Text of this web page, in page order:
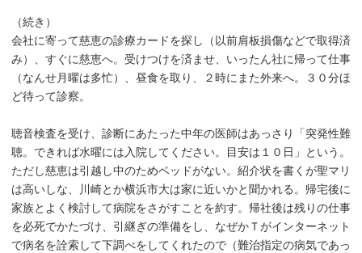
（続き）
会社に寄って慈恵の診療カードを探し（以前肩板損傷などで取得済
み）、すぐに慈恵へ。受けつけを済ませ、いったん社に帰って仕事
（なんせ月曜は多忙）、昼食を取り、２時にまた外来へ。３０分ほ
ど待って診察。
聴音検査を受け、診断にあたった中年の医師はあっさり「突発性難
聴。できれば水曜には入院してください。目安は１０日」という。
ただし慈恵は引越し中のためベッドがない。紹介状を書くが聖マリ
は高いしな、川崎とか横浜市大は家に近いかと聞かれる。帰宅後に
家族とよく検討して病院をさがすことを約す。帰社後は残りの仕事
を必死でかたづけ、引継ぎの準備をし、なぜかＴがインターネット
で病名を詮索して下調べをしてくれたので（難治指定の病気であっ